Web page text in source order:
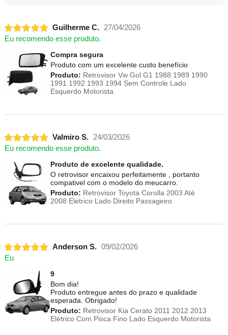
Guilherme C. 27/04/2026
Eu recomendo esse produto.
Compra segura
Produto com um excelente custo benefício
Produto: Retrovisor Vw Gol G1 1988 1989 1990
1991 1992 1993 1994 Sem Controle Lado
Esquerdo Motorista
Valmiro S. 24/03/2026
Eu recomendo esse produto.
Produto de excelente qualidade.
O retrovisor encaixou perfeitamente , portanto
compativel com o modelo do meucarro.
Produto: Retrovisor Toyota Corolla 2003 Até
2008 Eletrico Lado Direito Passageiro
Anderson S. 09/02/2026
Eu
9
Bom dia!
Produto entregue antes do prazo e qualidade
esperada. Obrigado!
Produto: Retrovisor Kia Cerato 2011 2012 2013
Elétrico Com Pisca Fino Lado Esquerdo Motorista